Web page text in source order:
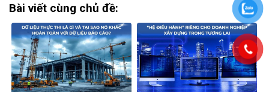
Bài viết cùng chủ đề: